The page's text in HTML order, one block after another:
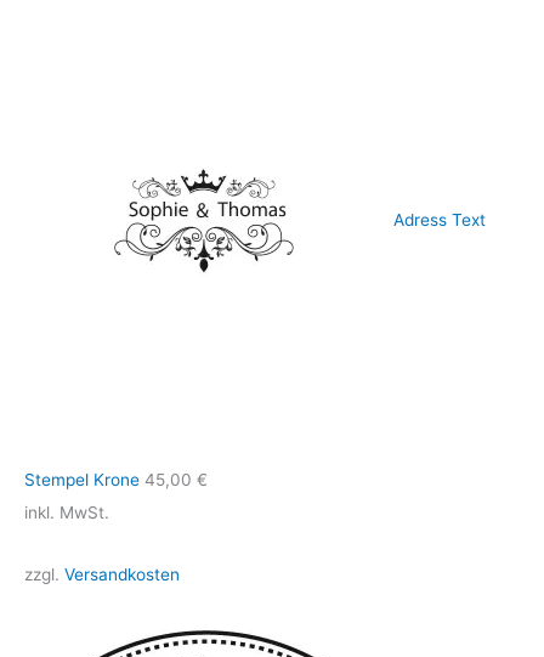
Adress Text
Stempel Krone 45,00 €
inkl. MwSt.
zzgl. Versandkosten